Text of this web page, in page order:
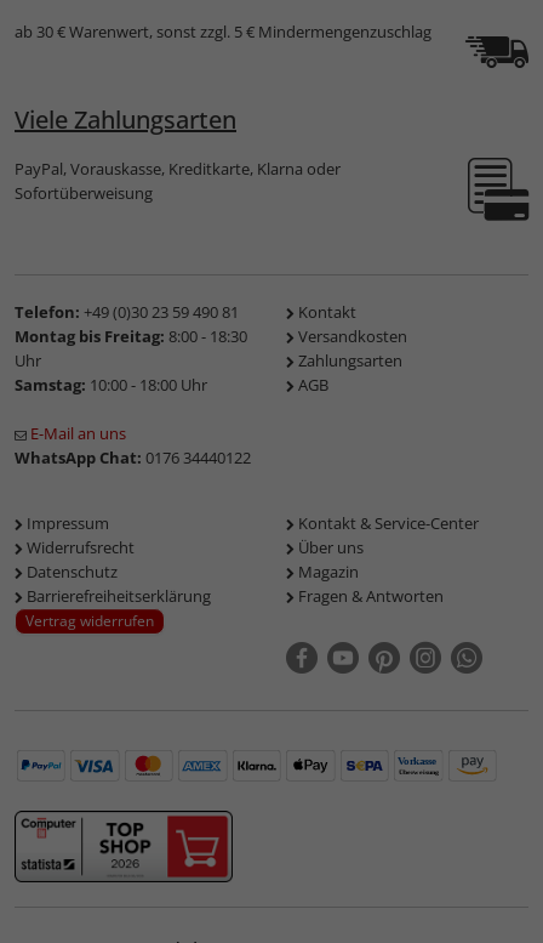
ab 30 € Warenwert, sonst zzgl. 5 € Mindermengenzuschlag
Viele Zahlungsarten
PayPal, Vorauskasse, Kreditkarte, Klarna oder
Sofortüberweisung
Telefon: +49 (0)30 23 59 490 81
Montag bis Freitag: 8:00 - 18:30
Uhr
Samstag: 10:00 - 18:00 Uhr
E-Mail an uns
WhatsApp Chat: 0176 34440122
Kontakt
Versandkosten
Zahlungsarten
AGB
Impressum
Widerrufsrecht
Datenschutz
Barrierefreiheitserklärung
Vertrag widerrufen
Kontakt & Service-Center
Über uns
Magazin
Fragen & Antworten